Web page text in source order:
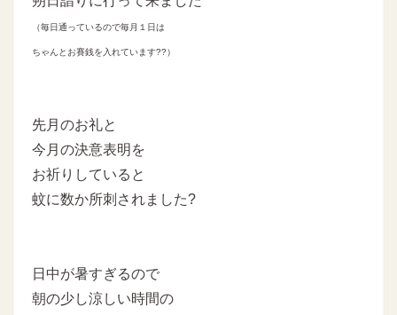
（毎日通っているので毎月１日は
ちゃんとお賽銭を入れています??）
先月のお礼と
今月の決意表明を
お祈りしていると
蚊に数か所刺されました?
日中が暑すぎるので
朝の少し涼しい時間の